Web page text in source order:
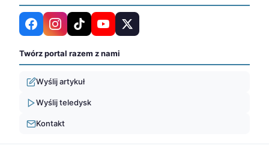
Twórz portal razem z nami
Wyślij artykuł
Wyślij teledysk
Kontakt